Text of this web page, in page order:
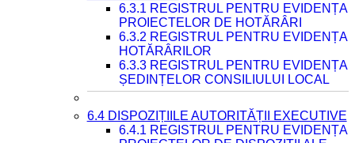
6.3.1 REGISTRUL PENTRU EVIDENȚA
PROIECTELOR DE HOTĂRÂRI
6.3.2 REGISTRUL PENTRU EVIDENȚA
HOTĂRÂRILOR
6.3.3 REGISTRUL PENTRU EVIDENȚA
ȘEDINȚELOR CONSILIULUI LOCAL
6.4 DISPOZIȚIILE AUTORITĂȚII EXECUTIVE
6.4.1 REGISTRUL PENTRU EVIDENȚA